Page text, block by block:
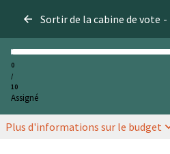
Sortir de la cabine de vote -
0
/
10
Assigné
Plus d'informations sur le budget